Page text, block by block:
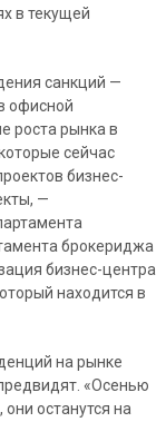
в текущей
санкций —
офисной
роста рынка в
сейчас
бизнес-
—
брокериджа
бизнес-центра
находится в
на рынке
«Осенью
останутся на